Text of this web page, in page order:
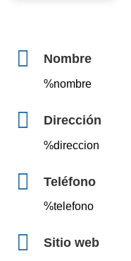
Nombre
%nombre
Dirección
%direccion
Teléfono
%telefono
Sitio web